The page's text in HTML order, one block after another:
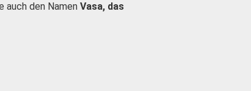
auch den Namen Vasa, das